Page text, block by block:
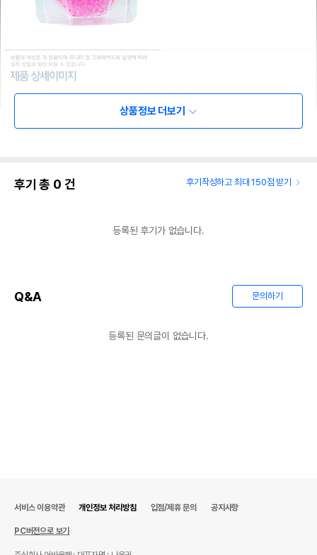
상품정보 더보기
후기 총 0 건 후기작성하고 최대 150점 받기
등록된 후기가 없습니다.
Q&A 문의하기
등록된 문의글이 없습니다.
서비스 이용약관 개인정보 처리방침 입점/제휴 문의 공지사항
PC버전으로 보기